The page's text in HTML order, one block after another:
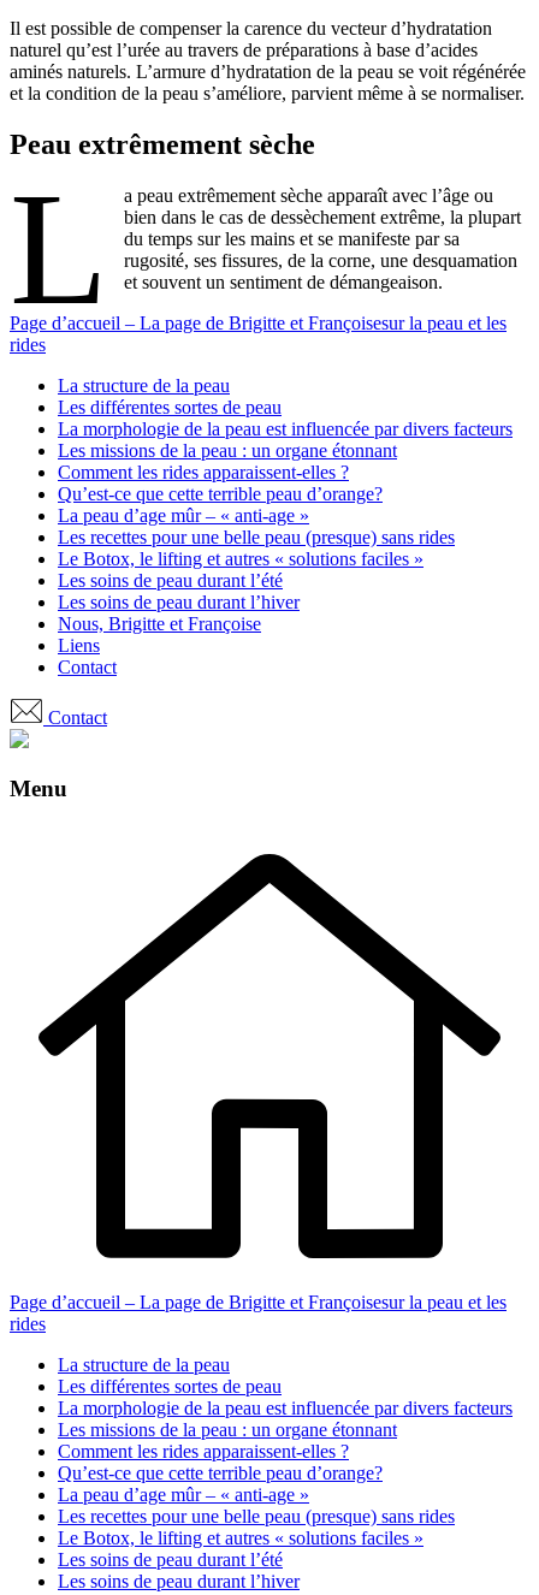
Il est possible de compenser la carence du vecteur d’hydratation
naturel qu’est l’urée au travers de préparations à base d’acides
aminés naturels. L’armure d’hydratation de la peau se voit régénérée
et la condition de la peau s’améliore, parvient même à se normaliser.
Peau extrêmement sèche
L
a peau extrêmement sèche apparaît avec l’âge ou
bien dans le cas de dessèchement extrême, la plupart
du temps sur les mains et se manifeste par sa
rugosité, ses fissures, de la corne, une desquamation
et souvent un sentiment de démangeaison.
Page d’accueil – La page de Brigitte et Françoisesur la peau et les
rides
La structure de la peau
Les différentes sortes de peau
La morphologie de la peau est influencée par divers facteurs
Les missions de la peau : un organe étonnant
Comment les rides apparaissent-elles ?
Qu’est-ce que cette terrible peau d’orange?
La peau d’age mûr – « anti-age »
Les recettes pour une belle peau (presque) sans rides
Le Botox, le lifting et autres « solutions faciles »
Les soins de peau durant l’été
Les soins de peau durant l’hiver
Nous, Brigitte et Françoise
Liens
Contact
Contact
Menu
Page d’accueil – La page de Brigitte et Françoisesur la peau et les
rides
La structure de la peau
Les différentes sortes de peau
La morphologie de la peau est influencée par divers facteurs
Les missions de la peau : un organe étonnant
Comment les rides apparaissent-elles ?
Qu’est-ce que cette terrible peau d’orange?
La peau d’age mûr – « anti-age »
Les recettes pour une belle peau (presque) sans rides
Le Botox, le lifting et autres « solutions faciles »
Les soins de peau durant l’été
Les soins de peau durant l’hiver